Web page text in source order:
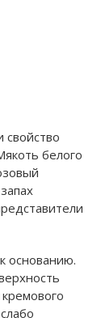
белого
основанию.